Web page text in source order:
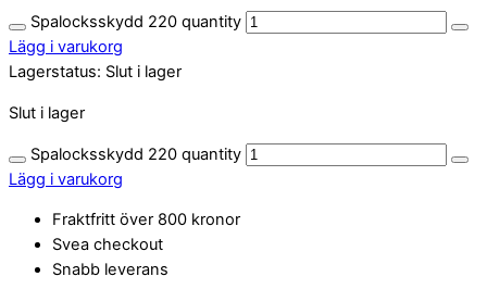
Spalocksskydd 220 quantity
Lägg i varukorg
Lagerstatus: Slut i lager
Slut i lager
Spalocksskydd 220 quantity
Lägg i varukorg
Fraktfritt över 800 kronor
Svea checkout
Snabb leverans